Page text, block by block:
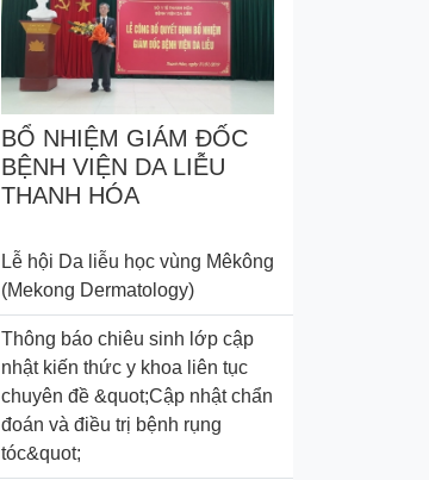
BỔ NHIỆM GIÁM ĐỐC
BỆNH VIỆN DA LIỄU
THANH HÓA
Lễ hội Da liễu học vùng Mêkông
(Mekong Dermatology)
Thông báo chiêu sinh lớp cập
nhật kiến thức y khoa liên tục
chuyên đề &quot;Cập nhật chẩn
đoán và điều trị bệnh rụng
tóc&quot;